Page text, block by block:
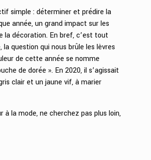
simple : déterminer et prédire la
année, un grand impact sur les
décoration. En bref, c’est tout
question qui nous brûle les lèvres
de cette année se nomme
de dorée ». En 2020, il s’agissait
clair et un jaune vif, à marier
la mode, ne cherchez pas plus loin,